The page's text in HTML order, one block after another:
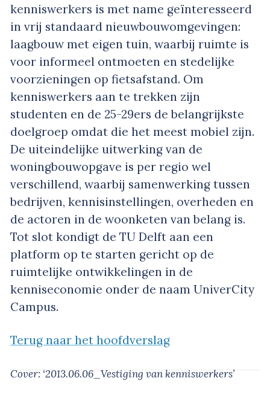
kenniswerkers is met name geïnteresseerd
in vrij standaard nieuwbouwomgevingen:
laagbouw met eigen tuin, waarbij ruimte is
voor informeel ontmoeten en stedelijke
voorzieningen op fietsafstand. Om
kenniswerkers aan te trekken zijn
studenten en de 25-29ers de belangrijkste
doelgroep omdat die het meest mobiel zijn.
De uiteindelijke uitwerking van de
woningbouwopgave is per regio wel
verschillend, waarbij samenwerking tussen
bedrijven, kennisinstellingen, overheden en
de actoren in de woonketen van belang is.
Tot slot kondigt de TU Delft aan een
platform op te starten gericht op de
ruimtelijke ontwikkelingen in de
kenniseconomie onder de naam UniverCity
Campus.
Terug naar het hoofdverslag
Cover: ‘2013.06.06_Vestiging van kenniswerkers’